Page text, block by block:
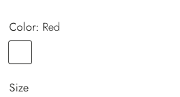
Color:
red
Size